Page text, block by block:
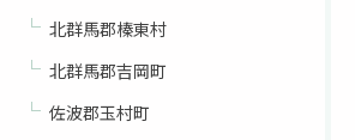
北群馬郡榛東村
北群馬郡吉岡町
佐波郡玉村町